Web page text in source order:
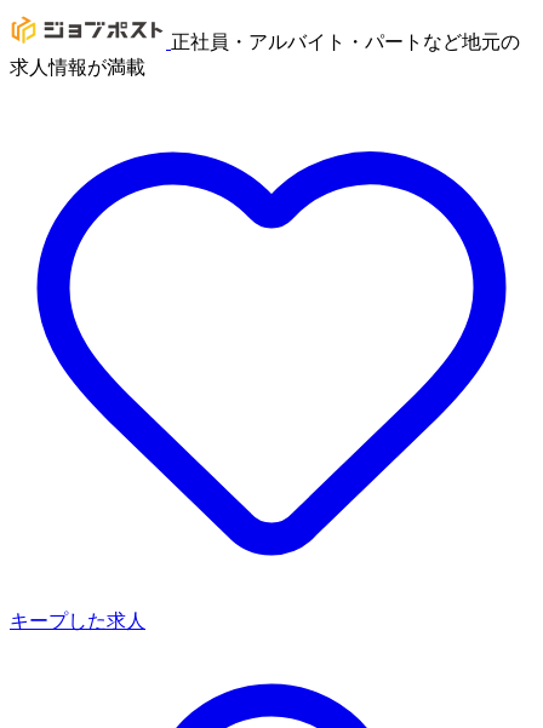
正社員・アルバイト・パートなど地元の
求人情報が満載
キープした求人